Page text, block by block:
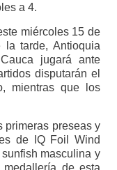
a 4.
miércoles 15 de
tarde, Antioquia
jugará ante
disputarán el
mientras que los
primeras preseas y
de IQ Foil Wind
masculina y
de esta